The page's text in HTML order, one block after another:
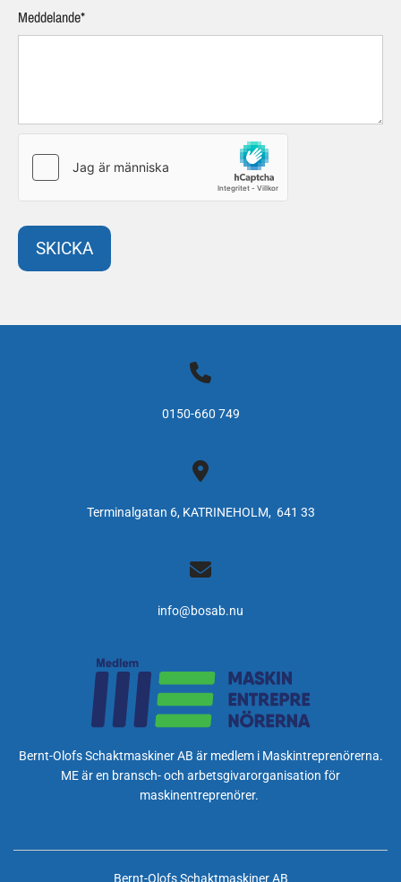
Meddelande*

0150-660 749

Terminalgatan 6, KATRINEHOLM, 641 33

info@bosab.nu
Bernt-Olofs Schaktmaskiner AB är medlem i Maskintreprenörerna.
ME är en bransch- och arbetsgivarorganisation för
maskinentreprenörer.
Bernt-Olofs Schaktmaskiner AB